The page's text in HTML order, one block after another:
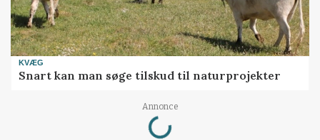
KVÆG
Snart kan man søge tilskud til naturprojekter
Annonce
Loading...